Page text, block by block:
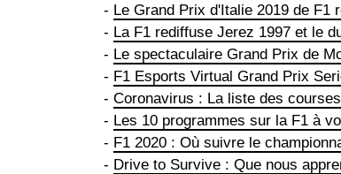
- Le Grand Prix d'Italie 2019 de F1
- La F1 rediffuse Jerez 1997 et le
- Le spectaculaire Grand Prix de
- F1 Esports Virtual Grand Prix
- Coronavirus : La liste des
- Les 10 programmes sur la F1 à
- F1 2020 : Où suivre le
- Drive to Survive : Que nous